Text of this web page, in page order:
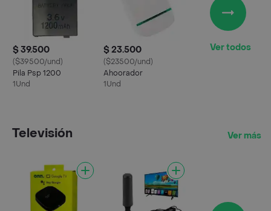
$ 39.500
($39500/und)
Pila Psp 1200
1Und
$ 23.500
($23500/und)
Ahoorador
1Und
Ver todos
Televisión Ver más